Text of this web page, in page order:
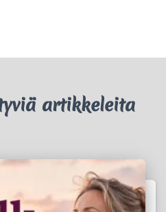
artikkeleita